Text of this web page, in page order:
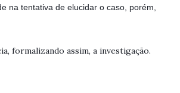
na tentativa de elucidar o caso, porém,
formalizando assim, a investigação.